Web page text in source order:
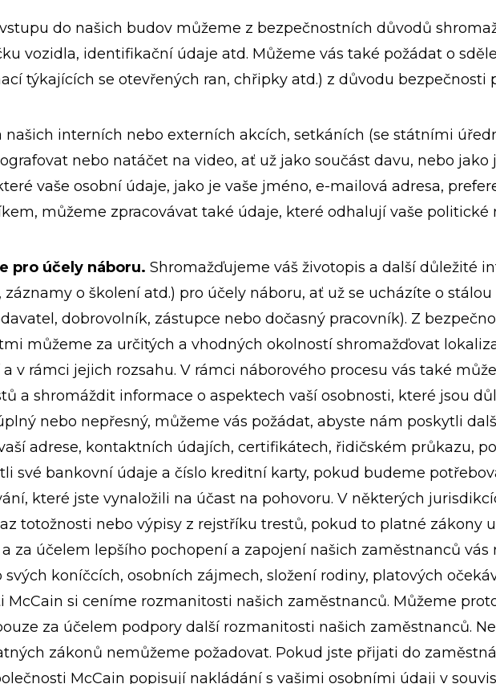
do našich budov můžeme z bezpečnostních důvodů
vozidla, identifikační údaje atd. Můžeme vás také požádat o
týkajících se otevřených ran, chřipky atd.) z důvodu bezpečnosti
našich interních nebo externích akcích, setkáních (se státními
nebo natáčet na video, ať už jako součást davu, nebo
vaše osobní údaje, jako je vaše jméno, e-mailová adresa,
můžeme zpracovávat také údaje, které odhalují vaše politické
pro účely náboru. Shromažďujeme váš životopis a další důležité
o školení atd.) pro účely náboru, ať už se ucházíte o
dobrovolník, zástupce nebo dočasný pracovník). Z
můžeme za určitých a vhodných okolností shromažďovat
v rámci jejich rozsahu. V rámci náborového procesu vás také
a shromáždit informace o aspektech vaší osobnosti, které jsou
nebo nepřesný, můžeme vás požádat, abyste nám poskytli
adrese, kontaktních údajích, certifikátech, řidičském průkazu,
své bankovní údaje a číslo kreditní karty, pokud budeme
které jste vynaložili na účast na pohovoru. V některých
totožnosti nebo výpisy z rejstříku trestů, pokud to platné zákony
za účelem lepšího pochopení a zapojení našich zaměstnanců vás
koníčcích, osobních zájmech, složení rodiny, platových
McCain si ceníme rozmanitosti našich zaměstnanců. Můžeme
za účelem podpory další rozmanitosti našich zaměstnanců.
zákonů nemůžeme požadovat. Pokud jste přijati do
McCain popisují nakládání s vašimi osobními údaji v